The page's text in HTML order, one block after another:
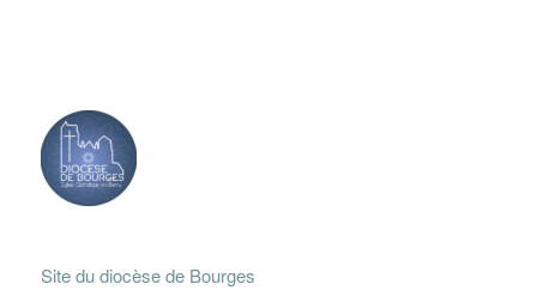
Site du diocèse de Bourges